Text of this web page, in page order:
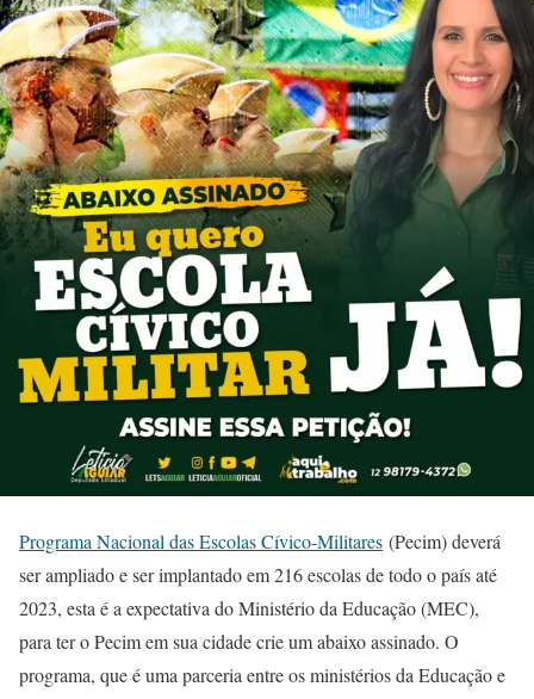
Programa Nacional das Escolas Cívico-Militares (Pecim) deverá
ser ampliado e ser implantado em 216 escolas de todo o país até
2023, esta é a expectativa do Ministério da Educação (MEC),
para ter o Pecim em sua cidade crie um abaixo assinado. O
programa, que é uma parceria entre os ministérios da Educação e